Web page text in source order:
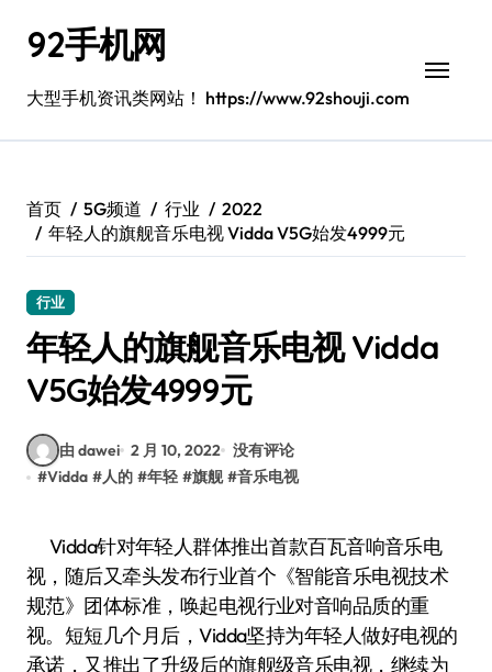
92手机网
大型手机资讯类网站！ https://www.92shouji.com
首页 5G频道 行业
2022
年轻人的旗舰音乐电视 Vidda V5G始发4999元
行业
年轻人的旗舰音乐电视 Vidda
V5G始发4999元
由 dawei 2 月 10, 2022 没有评论
#Vidda #人的 #年轻 #旗舰 #音乐电视
Vidda针对年轻人群体推出首款百瓦音响音乐电
视，随后又牵头发布行业首个《智能音乐电视技术
规范》团体标准，唤起电视行业对音响品质的重
视。短短几个月后，Vidda坚持为年轻人做好电视的
承诺，又推出了升级后的旗舰级音乐电视，继续为